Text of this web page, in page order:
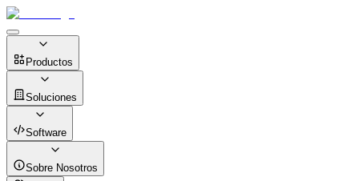
Productos
Soluciones
Software
Sobre Nosotros